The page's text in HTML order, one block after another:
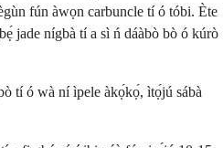
fún àwọn carbuncle tí ó tóbi. Ète
jade nígbà tí a sì ń dáàbò bò ó kúrò
tí ó wà ní ìpele àkọ́kọ́, ìtọ́jú sábà